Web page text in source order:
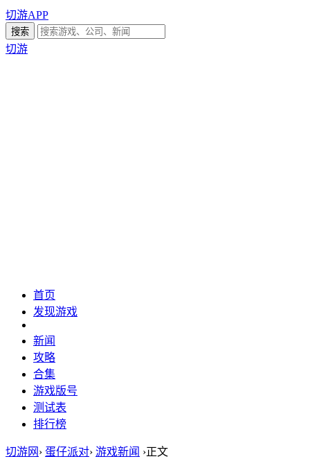
切游APP
切游
首页
发现游戏
新闻
攻略
合集
游戏版号
测试表
排行榜
切游网 › 蛋仔派对› 游戏新闻 ›正文